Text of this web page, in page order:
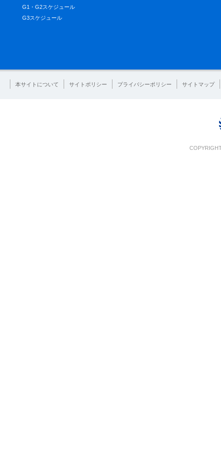
G1・G2スケジュール
G3スケジュール
本サイトについて サイトポリシー プライバシーポリシー サイトマップ